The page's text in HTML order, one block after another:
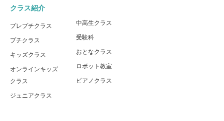
クラス紹介
プレプチクラス
プチクラス
キッズクラス
オンラインキッズ
クラス
ジュニアクラス
中高生クラス
受験科
おとなクラス
ロボット教室
ピアノクラス